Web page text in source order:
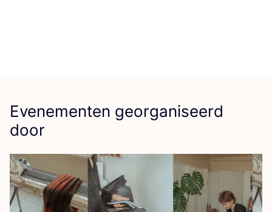
Evenementen georganiseerd
door